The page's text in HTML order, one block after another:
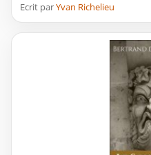
Ecrit parYvan Richelieu